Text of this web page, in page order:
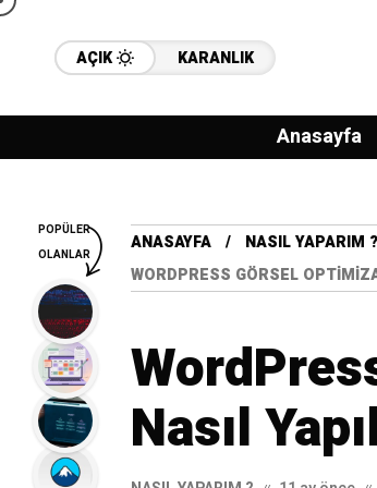
AÇIK KARANLIK
Anasayfa
ANASAYFA
NASIL YAPARIM ?
WORDPRESS GÖRSEL
Nasıl
POPÜLER
OLANLAR